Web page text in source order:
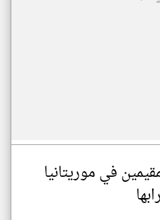
في موريتانيا